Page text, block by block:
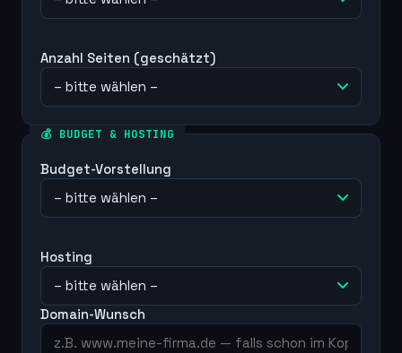
Anzahl Seiten (geschätzt)
💰 BUDGET & HOSTING
Budget-Vorstellung
Hosting
Domain-Wunsch